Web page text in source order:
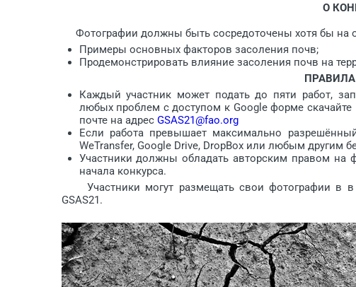
О
Фотографии должны быть сосредоточены хотя бы на
Примеры основных факторов засоления почв;
Продемонстрировать влияние засоления почв на
Каждый участник может подать до пяти работ,
любых проблем с доступом к Google форме скачайте
почте на адрес GSAS21@fao.org
Если работа превышает максимально
WeTransfer, Google Drive, DropBox или любым другим
Участники должны обладать авторским правом
начала конкурса.
Участники могут размещать свои фотографии в в
GSAS21.